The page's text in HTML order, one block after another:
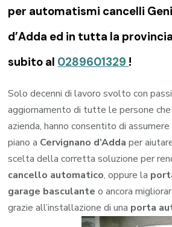
per automatismi cancelli
d’Adda ed in tutta la
subito al 0289601329 !
Solo decenni di lavoro svolto con
aggiornamento di tutte le persone
azienda, hanno consentito di
piano a Cervignano d’Adda per
scelta della corretta soluzione per
cancello automatico, oppure la
garage basculante o ancora
grazie all’installazione di una porta